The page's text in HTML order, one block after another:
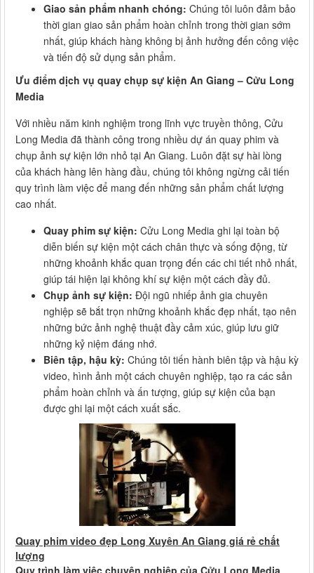
Giao sản phẩm nhanh chóng: Chúng tôi luôn đảm bảo
thời gian giao sản phẩm hoàn chỉnh trong thời gian sớm
nhất, giúp khách hàng không bị ảnh hưởng đến công việc
và tiến độ sử dụng sản phẩm.
Ưu điểm dịch vụ quay chụp sự kiện An Giang – Cửu Long
Media
Với nhiều năm kinh nghiệm trong lĩnh vực truyền thông, Cửu
Long Media đã thành công trong nhiều dự án quay phim và
chụp ảnh sự kiện lớn nhỏ tại An Giang. Luôn đặt sự hài lòng
của khách hàng lên hàng đầu, chúng tôi không ngừng cải tiến
quy trình làm việc để mang đến những sản phẩm chất lượng
cao nhất.
Quay phim sự kiện: Cửu Long Media ghi lại toàn bộ
diễn biến sự kiện một cách chân thực và sống động, từ
những khoảnh khắc quan trọng đến các chi tiết nhỏ nhất,
giúp tái hiện lại không khí sự kiện một cách đầy đủ.
Chụp ảnh sự kiện: Đội ngũ nhiếp ảnh gia chuyên
nghiệp sẽ bắt trọn những khoảnh khắc đẹp nhất, tạo nên
những bức ảnh nghệ thuật đầy cảm xúc, giúp lưu giữ
những kỷ niệm đáng nhớ.
Biên tập, hậu kỳ: Chúng tôi tiến hành biên tập và hậu kỳ
video, hình ảnh một cách chuyên nghiệp, tạo ra các sản
phẩm hoàn chỉnh và ấn tượng, giúp sự kiện của bạn
được ghi lại một cách xuất sắc.
Quay phim video đẹp Long Xuyên An Giang giá rẻ chất
lượng
Quy trình làm việc chuyên nghiệp của Cửu Long Media